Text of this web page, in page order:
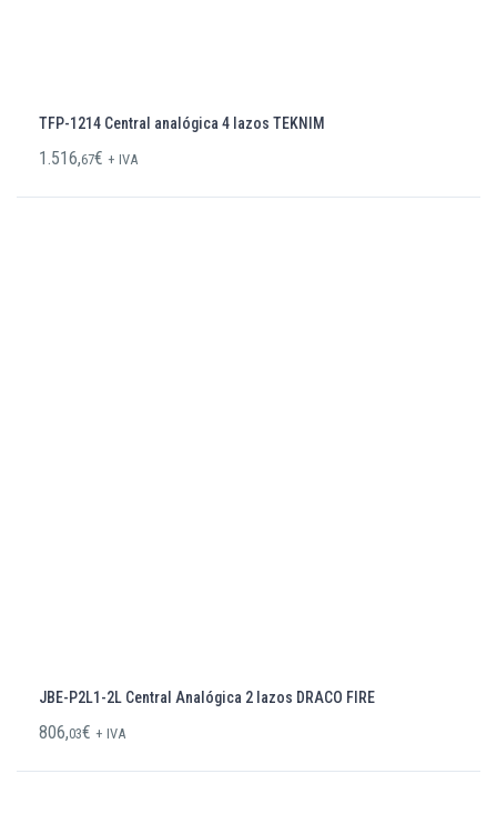
TFP-1214 Central analógica 4 lazos TEKNIM
1.516,67€ + IVA
JBE-P2L1-2L Central Analógica 2 lazos DRACO FIRE
806,03€ + IVA